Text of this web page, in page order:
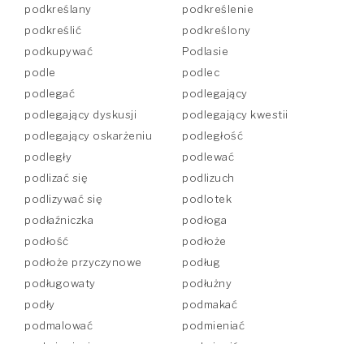
podkreślany
podkreślenie
podkreślić
podkreślony
podkupywać
Podlasie
podle
podlec
podlegać
podlegający
podlegający dyskusji
podlegający kwestii
podlegający oskarżeniu
podległość
podległy
podlewać
podlizać się
podlizuch
podlizywać się
podlotek
podłaźniczka
podłoga
podłość
podłoże
podłoże przyczynowe
podług
podługowaty
podłużny
podły
podmakać
podmalować
podmieniać